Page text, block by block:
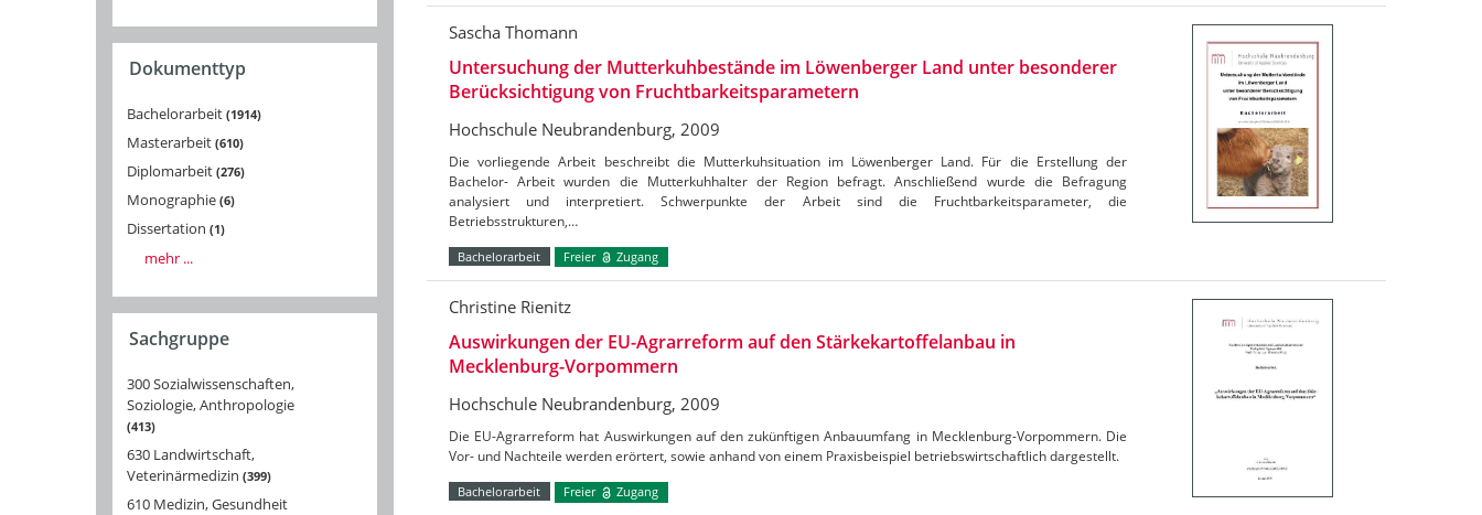
Dokumenttyp
Bachelorarbeit 1914
Masterarbeit 610
Diplomarbeit 276
Monographie 6
Dissertation 1
mehr ...
Sachgruppe
300 Sozialwissenschaften,
Soziologie, Anthropologie
413
630 Landwirtschaft,
Veterinärmedizin 399
610 Medizin, Gesundheit
Sascha Thomann
Untersuchung der Mutterkuhbestände im Löwenberger Land unter besonderer
Berücksichtigung von Fruchtbarkeitsparametern
Hochschule Neubrandenburg, 2009
Die vorliegende Arbeit beschreibt die Mutterkuhsituation im Löwenberger Land. Für die Erstellung der
Bachelor- Arbeit wurden die Mutterkuhhalter der Region befragt. Anschließend wurde die Befragung
analysiert und interpretiert. Schwerpunkte der Arbeit sind die Fruchtbarkeitsparameter, die
Betriebsstrukturen,…
Bachelorarbeit Freier Zugang
Christine Rienitz
Auswirkungen der EU-Agrarreform auf den Stärkekartoffelanbau in
Mecklenburg-Vorpommern
Hochschule Neubrandenburg, 2009
Die EU-Agrarreform hat Auswirkungen auf den zukünftigen Anbauumfang in Mecklenburg-Vorpommern. Die
Vor- und Nachteile werden erörtert, sowie anhand von einem Praxisbeispiel betriebswirtschaftlich dargestellt.
Bachelorarbeit Freier Zugang